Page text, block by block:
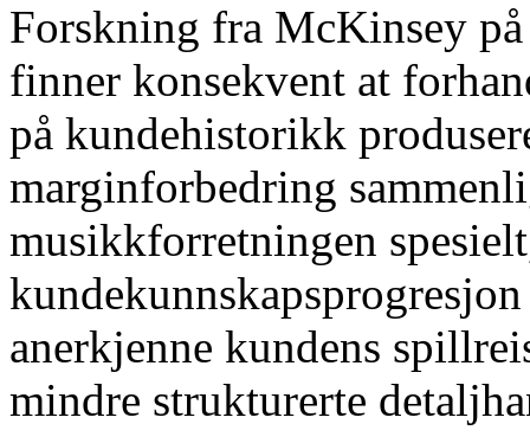
Forskning fra McKinsey
finner konsekvent at
på kundehistorikk
marginforbedring
musikkforretningen
anerkjenne kundens
mindre strukturerte